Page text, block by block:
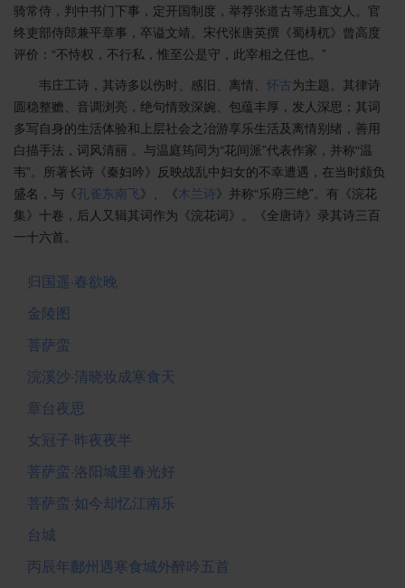
骑常侍，判中书门下事，定开国制度，举荐张道古等忠直文人。官
终吏部侍郎兼平章事，卒谥文靖。宋代张唐英撰《蜀梼杌》曾高度
评价：“不恃权，不行私，惟至公是守，此宰相之任也。”
韦庄工诗，其诗多以伤时、感旧、离情、 怀古 为主题。其律诗
圆稳整赡、音调浏亮，绝句情致深婉、包蕴丰厚，发人深思；其词
多写自身的生活体验和上层社会之冶游享乐生活及离情别绪，善用
白描手法，词风清丽 。与温庭筠同为“花间派”代表作家，并称“温
韦”。所著长诗《秦妇吟》反映战乱中妇女的不幸遭遇，在当时颇负
盛名，与《孔雀东南飞》、《木兰诗》并称“乐府三绝”。有《浣花
集》十卷，后人又辑其词作为《浣花词》。《全唐诗》录其诗三百
一十六首。
归国遥·春欲晚
金陵图
菩萨蛮
浣溪沙·清晓妆成寒食天
章台夜思
女冠子·昨夜夜半
菩萨蛮·洛阳城里春光好
菩萨蛮·如今却忆江南乐
台城
丙辰年鄜州遇寒食城外醉吟五首